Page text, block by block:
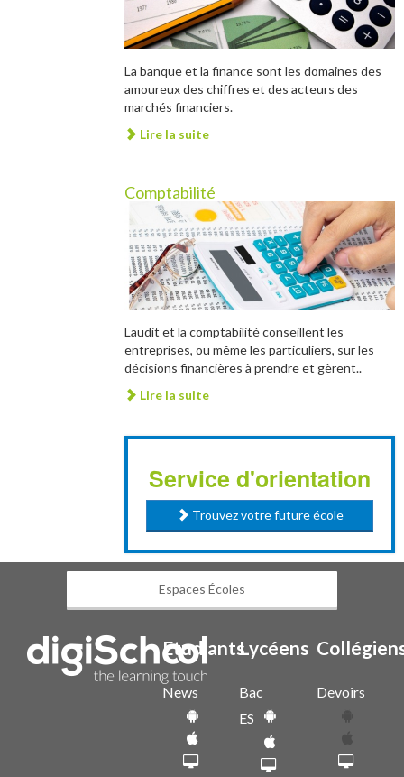
La banque et la finance sont les domaines des
amoureux des chiffres et des acteurs des
marchés financiers.
Lire la suite
Comptabilité
Laudit et la comptabilité conseillent les
entreprises, ou même les particuliers, sur les
décisions financières à prendre et gèrent..
Lire la suite
Service d'orientation
Trouvez votre future école
Espaces Écoles
Etudiants
News
Lycéens
Bac
ES
Devoirs